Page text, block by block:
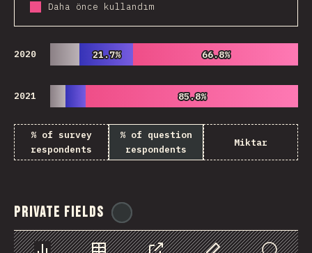
Daha önce kullandım
2020 21.7%
21.7% 66.8%
66.8%
2021 85.8%
85.8%
% of survey
respondents
% of question
respondents
Miktar
Private Fields